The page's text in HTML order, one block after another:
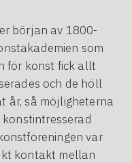
början av 1800-
som
för konst fick allt
och de höll
år, så möjligheterna
var
kontakt mellan